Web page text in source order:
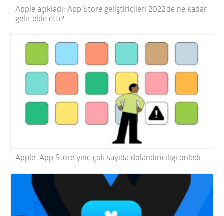
Apple açıkladı: App Store geliştiricileri 2022’de ne kadar
gelir elde etti?
Apple: App Store yine çok sayıda dolandırıcılığı önledi